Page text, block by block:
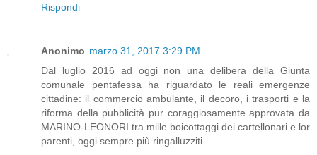
Rispondi
Anonimo marzo 31, 2017 3:29 PM
Dal luglio 2016 ad oggi non una delibera della Giunta
comunale pentafessa ha riguardato le reali emergenze
cittadine: il commercio ambulante, il decoro, i trasporti e la
riforma della pubblicità pur coraggiosamente approvata da
MARINO-LEONORI tra mille boicottaggi dei cartellonari e lor
parenti, oggi sempre più ringalluzziti.